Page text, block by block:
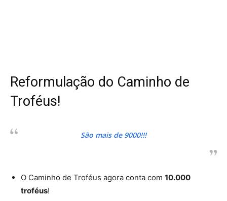
Reformulação do Caminho de
Troféus!
São mais de 9000!!!
O Caminho de Troféus agora conta com 10.000
troféus!